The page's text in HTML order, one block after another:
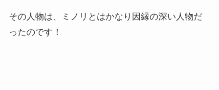
その人物は、ミノリとはかなり因縁の深い人物だ
ったのです！